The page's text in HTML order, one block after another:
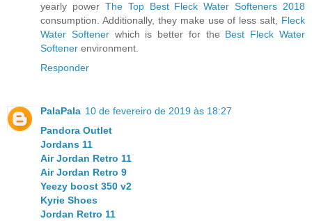
yearly power The Top Best Fleck Water Softeners 2018
consumption. Additionally, they make use of less salt, Fleck
Water Softenerwhich is better for the Best Fleck Water
Softener environment.
Responder
PalaPala 10 de fevereiro de 2019 às 18:27
Pandora Outlet
Jordans 11
Air Jordan Retro 11
Air Jordan Retro 9
Yeezy boost 350 v2
Kyrie Shoes
Jordan Retro 11